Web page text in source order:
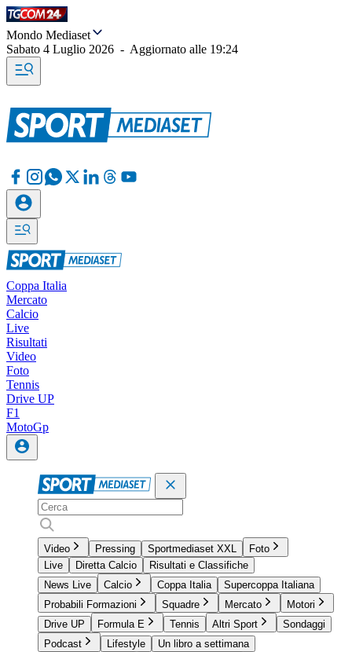
Mondo Mediaset
Sabato 4 Luglio 2026 - Aggiornato alle 19:24
Coppa Italia
Mercato
Calcio
Live
Risultati
Video
Foto
Tennis
Drive UP
F1
MotoGp
Video Pressing Sportmediaset XXL
Foto
Live
Diretta Calcio
Risultati e Classifiche
News Live
Calcio Coppa Italia
Supercoppa Italiana
Probabili Formazioni
Squadre Mercato
Motori
Drive UP
Formula E Tennis Altri Sport
Sondaggi
Podcast
Lifestyle
Un libro a settimana